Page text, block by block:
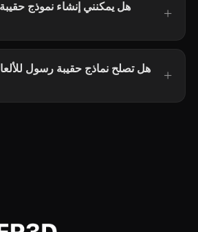
هل يمكنني إنشاء نموذج حقيبة
هل تصلح نماذج حقيبة رسول